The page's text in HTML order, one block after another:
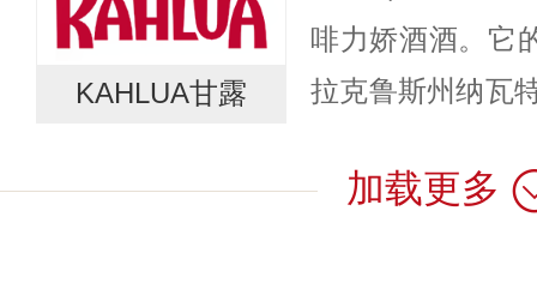
KAHLUA甘露
啡力娇酒酒。它
拉克鲁斯州纳瓦
家”的意思。之所
加载更多